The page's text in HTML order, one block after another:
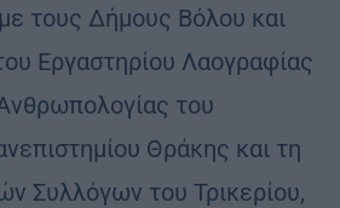
τους Δήμους Βόλου και
Εργαστηρίου Λαογραφίας
του
Θράκης και τη
Συλλόγων του Τρικερίου,